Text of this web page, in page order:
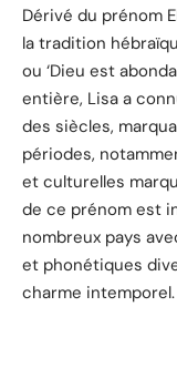
Dérivé du prénom
la tradition
ou ‘Dieu est
entière, Lisa a
des siècles,
périodes,
et culturelles
de ce prénom est
nombreux pays
et phonétiques
charme intemporel.